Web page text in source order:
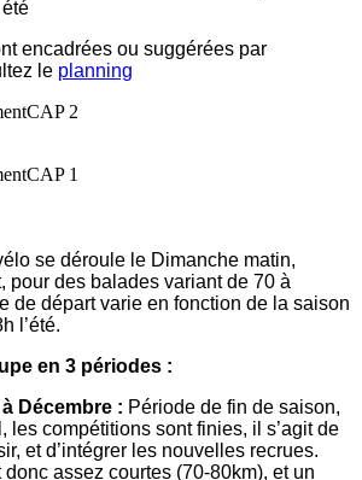
encadrées ou suggérées par
le planning
se déroule le Dimanche matin,
pour des balades variant de 70 à
de départ varie en fonction de la saison
l’été.
en 3 périodes :
Décembre : Période de fin de saison,
les compétitions sont finies, il s’agit de
et d’intégrer les nouvelles recrues.
donc assez courtes (70-80km), et un